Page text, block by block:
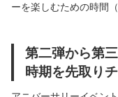
ーを楽しむための時間
第二弾から第
時期を先取り